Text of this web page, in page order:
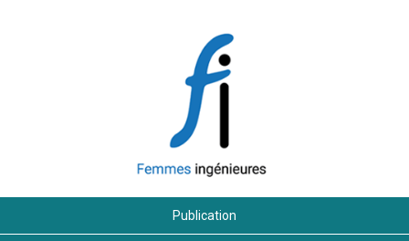
Publication